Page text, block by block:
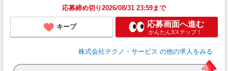
応募締め切り2026/08/31 23:59まで
キープ 応募画面へ進む
かんたん3ステップ！
株式会社テクノ・サービス の他の求人をみる